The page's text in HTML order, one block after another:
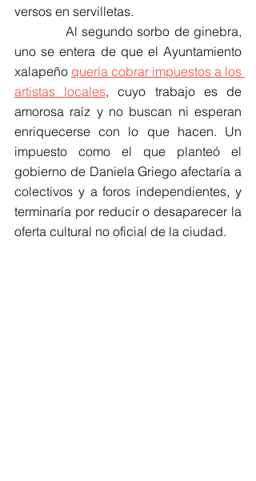
versos en servilletas.
Al segundo sorbo de ginebra,
uno se entera de que el Ayuntamiento
xalapeño quería cobrar impuestos a los
artistas locales, cuyo trabajo es de
amorosa raíz y no buscan ni esperan
enriquecerse con lo que hacen. Un
impuesto como el que planteó el
gobierno de Daniela Griego afectaría a
colectivos y a foros independientes, y
terminaría por reducir o desaparecer la
oferta cultural no oficial de la ciudad.